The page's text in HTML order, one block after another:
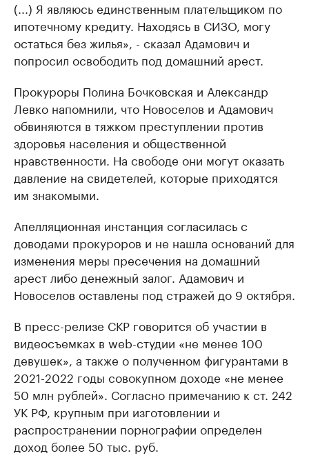
(...) Я являюсь единственным плательщиком по
ипотечному кредиту. Находясь в СИЗО, могу
остаться без жилья», - сказал Адамович и
попросил освободить под домашний арест.
Прокуроры Полина Бочковская и Александр
Левко напомнили, что Новоселов и Адамович
обвиняются в тяжком преступлении против
здоровья населения и общественной
нравственности. На свободе они могут оказать
давление на свидетелей, которые приходятся
им знакомыми.
Апелляционная инстанция согласилась с
доводами прокуроров и не нашла оснований для
изменения меры пресечения на домашний
арест либо денежный залог. Адамович и
Новоселов оставлены под стражей до 9 октября.
В пресс-релизе СКР говорится об участии в
видеосъемках в web-студии «не менее 100
девушек», а также о полученном фигурантами в
2021-2022 годы совокупном доходе «не менее
50 млн рублей». Согласно примечанию к ст. 242
УК РФ, крупным при изготовлении и
распространении порнографии определен
доход более 50 тыс. руб.